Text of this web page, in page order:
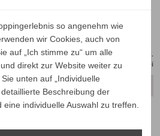
1.824,95 €
Ihr Spar-Preis
Preise inkl. ges. MwSt.
absolut versandkostenfrei
so angenehm wie
wir Cookies, auch von
auf „Ich stimme zu“ um alle
direkt zur Website weiter zu
unten auf „Individuelle
Beschreibung der
individuelle Auswahl zu treffen.